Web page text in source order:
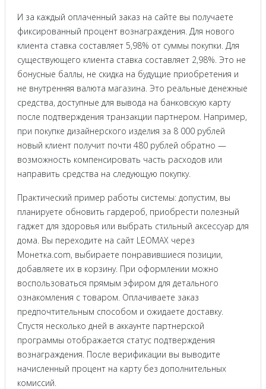
И за каждый оплаченный заказ на сайте вы получаете
фиксированный процент вознаграждения. Для нового
клиента ставка составляет 5,98% от суммы покупки. Для
существующего клиента ставка составляет 2,98%. Это не
бонусные баллы, не скидка на будущие приобретения и
не внутренняя валюта магазина. Это реальные денежные
средства, доступные для вывода на банковскую карту
после подтверждения транзакции партнером. Например,
при покупке дизайнерского изделия за 8 000 рублей
новый клиент получит почти 480 рублей обратно —
возможность компенсировать часть расходов или
направить средства на следующую покупку.
Практический пример работы системы: допустим, вы
планируете обновить гардероб, приобрести полезный
гаджет для здоровья или выбрать стильный аксессуар для
дома. Вы переходите на сайт LEOMAX через
Монетка.com, выбираете понравившиеся позиции,
добавляете их в корзину. При оформлении можно
воспользоваться прямым эфиром для детального
ознакомления с товаром. Оплачиваете заказ
предпочтительным способом и ожидаете доставку.
Спустя несколько дней в аккаунте партнерской
программы отображается статус подтверждения
вознаграждения. После верификации вы выводите
начисленный процент на карту без дополнительных
комиссий.